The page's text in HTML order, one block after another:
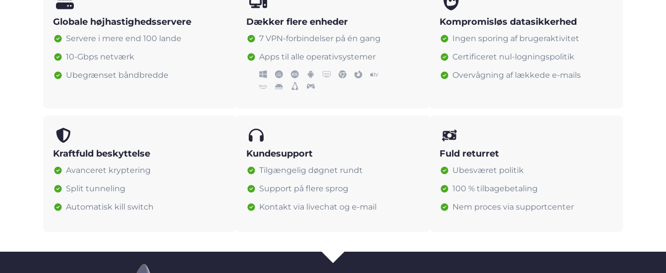
Globale højhastighedsservere
Servere i mere end 100 lande
10-Gbps netværk
Ubegrænset båndbredde
Dækker flere enheder
7 VPN-forbindelser på én gang
Apps til alle operativsystemer
Kompromisløs datasikkerhed
Ingen sporing af brugeraktivitet
Certificeret nul-logningspolitik
Overvågning af lækkede e-mails
Kraftfuld beskyttelse
Avanceret kryptering
Split tunneling
Automatisk kill switch
Kundesupport
Tilgængelig døgnet rundt
Support på flere sprog
Kontakt via livechat og e-mail
Fuld returret
Ubesværet politik
100 % tilbagebetaling
Nem proces via supportcenter